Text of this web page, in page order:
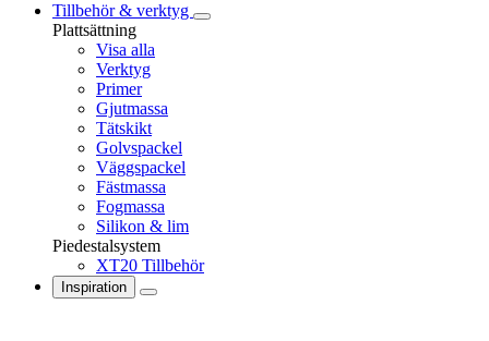
Tillbehör & verktyg
Plattsättning
Visa alla
Verktyg
Primer
Gjutmassa
Tätskikt
Golvspackel
Väggspackel
Fästmassa
Fogmassa
Silikon & lim
Piedestalsystem
XT20 Tillbehör
Inspiration